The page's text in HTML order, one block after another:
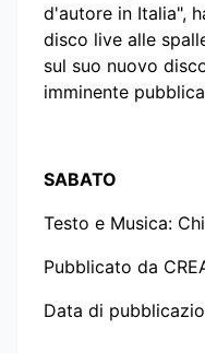
d'autore in Italia",
disco live alle
sul suo nuovo
imminente
SABATO
Testo e Musica:
Pubblicato da
Data di